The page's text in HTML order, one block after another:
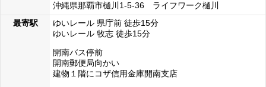
沖縄県那覇市樋川1-5-36 ライフワーク樋川
最寄駅
ゆいレール 県庁前 徒歩15分
ゆいレール 牧志 徒歩15分
開南バス停前
開南郵便局向かい
建物１階にコザ信用金庫開南支店